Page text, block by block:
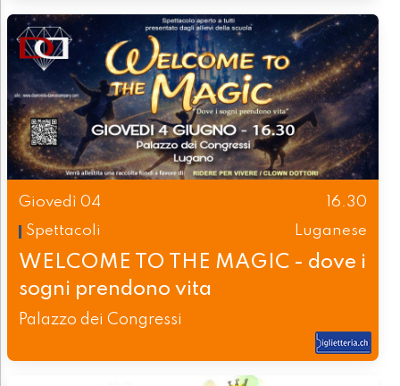
Giovedì 04
16.30
Spettacoli
Luganese
WELCOME TO THE MAGIC - dove i
sogni prendono vita
Palazzo dei Congressi